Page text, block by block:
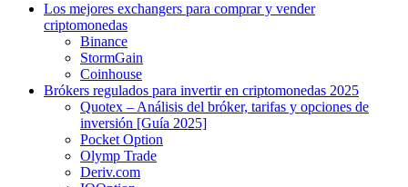
Los mejores exchangers para comprar y vender
criptomonedas
Binance
StormGain
Coinhouse
Brókers regulados para invertir en criptomonedas 2025
Quotex – Análisis del bróker, tarifas y opciones de
inversión [Guía 2025]
Pocket Option
Olymp Trade
Deriv.com